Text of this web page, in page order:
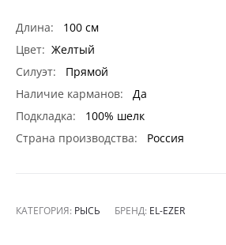
Длина: 100 см
Цвет: Желтый
Силуэт: Прямой
Наличие карманов: Да
Подкладка: 100% шелк
Страна производства: Россия
КАТЕГОРИЯ: РЫСЬ БРЕНД: EL-EZER